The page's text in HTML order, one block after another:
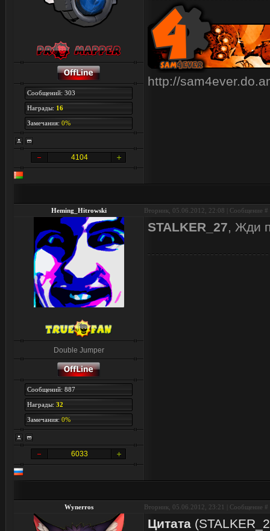
Сообщений: 303
Награды: 16
Замечания: 0%
4104
http://
Heming_Hitrowski Вторник, 05.06.2012, 22:08 | Сообщение #
Double Jumper
Сообщений: 887
Награды: 32
Замечания: 0%
6033
STALKER_27, Жди
Wynerros Вторник, 05.06.2012, 23:21 | Сообщение #
Цитата (